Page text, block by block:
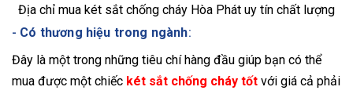
Địa chỉ mua két sắt chống cháy Hòa Phát uy tín chất lượng
- Có thương hiệu trong ngành:
Đây là một trong những tiêu chí hàng đầu giúp bạn có thể
mua được một chiếc két sắt chống cháy tốt với giá cả phải